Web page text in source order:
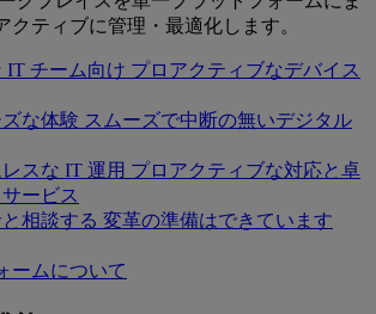
クティブに管理・最適化します。
IT チーム向け プロアクティブなデバイス
な体験 スムーズで中断の無いデジタル
スな IT 運用 プロアクティブな対応と卓
ービス
相談する 変革の準備はできています
ームについて